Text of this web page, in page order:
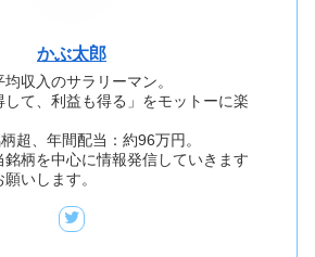
かぶ太郎
収入のサラリーマン。
して、利益も得る」をモットーに楽
超、年間配当：約96万円。
柄を中心に情報発信していきます
いします。